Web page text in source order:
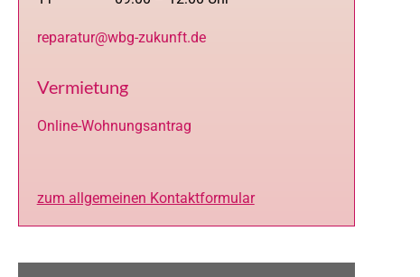
reparatur@wbg-zukunft.de
Vermietung
Online-Wohnungsantrag
zum allgemeinen Kontaktformular